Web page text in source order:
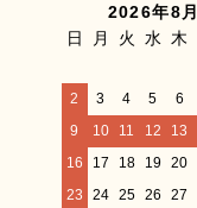
2026年8月
日
月 火 水 木
2
3 4 5 6
9
10 11 12 13
16
17 18 19 20
23
24 25 26 27